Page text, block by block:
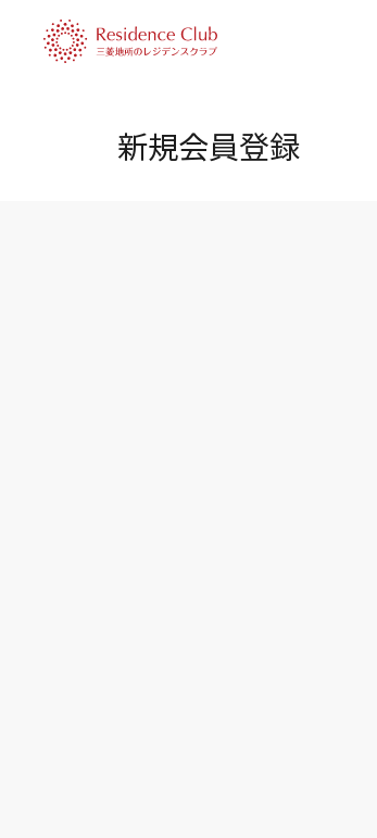
新規会員登録